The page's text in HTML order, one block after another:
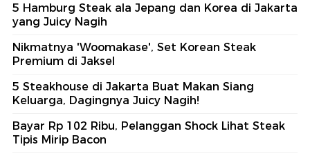
5 Hamburg Steak ala Jepang dan Korea di Jakarta
yang Juicy Nagih
Nikmatnya 'Woomakase', Set Korean Steak
Premium di Jaksel
5 Steakhouse di Jakarta Buat Makan Siang
Keluarga, Dagingnya Juicy Nagih!
Bayar Rp 102 Ribu, Pelanggan Shock Lihat Steak
Tipis Mirip Bacon